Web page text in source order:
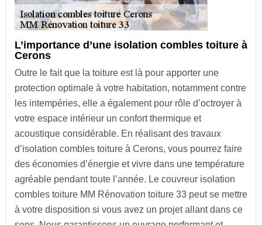
L’importance d’une isolation combles toiture à
Cerons
Outre le fait que la toiture est là pour apporter une
protection optimale à votre habitation, notamment contre
les intempéries, elle a également pour rôle d’octroyer à
votre espace intérieur un confort thermique et
acoustique considérable. En réalisant des travaux
d’isolation combles toiture à Cerons, vous pourrez faire
des économies d’énergie et vivre dans une température
agréable pendant toute l’année. Le couvreur isolation
combles toiture MM Rénovation toiture 33 peut se mettre
à votre disposition si vous avez un projet allant dans ce